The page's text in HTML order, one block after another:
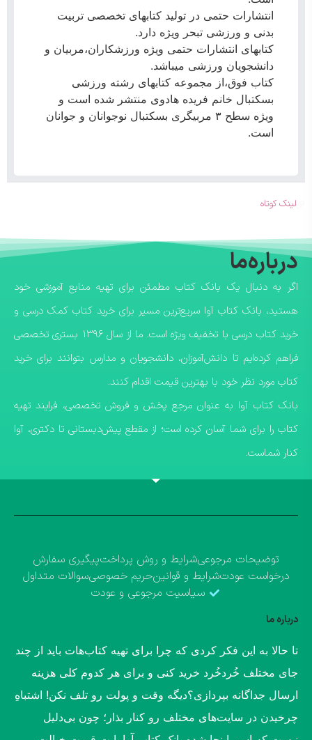
انتشارات حتمی در تولید کتابهای تخصصی تربیت
بدنی و ورزشی تبحر ویژه دارد.
کتابهای انتشارات حتمی ویژه ورزشکاران،مربیان و
دانشجویان ورزشی میباشد.
کتاب فوق،از مجموعه کتابهای رشته ورزشی
بسکتبال خانم فریده هادوی منتشر شده است و
ویژه سطح ۳ مربیگری بسکتبال نوجوانان و جوانان
است.
لینک کوتاه
درباره‌ما
اگر به دنبال یک بانک کتاب مطمئن برای تهیه منابع آموزشی خود
هستید، بانک کتاب آوا سریع‌ترین مسیر برای خرید کتاب کمک درسی و
خرید کتاب درسی با تخفیف ویژه است. ما از سال ۱۳۹۶ بستری تخصصی
فراهم کرده‌ایم تا دانش‌آموزان، دانشجویان و مدارس بتوانند برای خرید
کتاب مورد نظر خود با بهترین قیمت اقدام کنند.
​بانک کتاب آوا به عنوان مرجع پخش و فروش تخصصی، فرایند تهیه
کتاب را برای شما آسان کرده است؛ از مقطع پیش‌دبستانی تا دکتری، آوا
کنار شماست.
توضیحات مرجوعیشرایط و روش پرداختپیگیری سفارش
درخواست عودتشرایط و قوانینحریم خصوصیسوالات متداول
سیاسیت مرجوعی و عودت
درباره ما
​تا حالا به این فکر کردی که چرا برای تهیه کتاب‌هات باید از چند
جای مختلف خُردخُرد خرید کنی و برای هر کدوم کلی هزینه
ارسال جداگانه بپردازی؟​دیگه وقت و پولت رو تلف نکن! اشتباهِ
چرخیدن در سایت‌های مختلف رو کنار بذار؛ چون بی‌دلیل